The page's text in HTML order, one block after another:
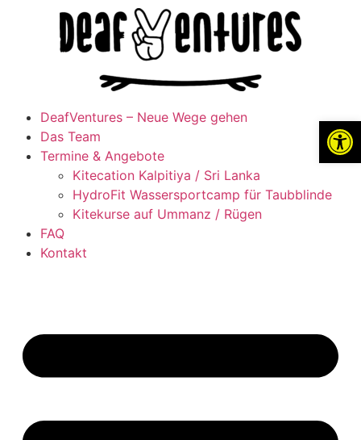
DeafVentures – Neue Wege gehen
Das Team
Termine & Angebote
Kitecation Kalpitiya / Sri Lanka
HydroFit Wassersportcamp für Taubblinde
Kitekurse auf Ummanz / Rügen
FAQ
Kontakt